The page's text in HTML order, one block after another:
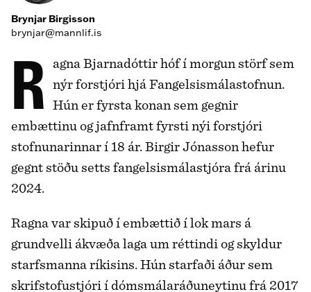
Brynjar Birgisson
brynjar@mannlif.is
Ragna Bjarnadóttir hóf í morgun störf sem nýr forstjóri hjá Fangelsismálastofnun.
Hún er fyrsta konan sem gegnir
embættinu og jafnframt fyrsti nýi forstjóri
stofnunarinnar í 18 ár. Birgir Jónasson hefur
gegnt stöðu setts fangelsismálastjóra frá árinu
2024.
Ragna var skipuð í embættið í lok mars á
grundvelli ákvæða laga um réttindi og skyldur
starfsmanna ríkisins. Hún starfaði áður sem
skrifstofustjóri í dómsmálaráðuneytinu frá 2017